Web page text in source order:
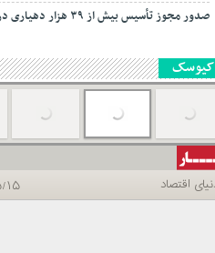
صدور مجوز تأسیس بیش از ۳۹ هزار دهیاری در کشور
کیوسک